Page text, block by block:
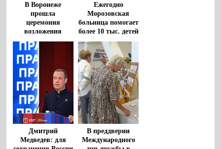
В Воронеже
прошла
церемония
возложения
цветов к
монументу
«Воронеж – родина
ВДВ»
Ежегодно
Морозовская
больница помогает
более 10 тыс. детей
из регионов
Дмитрий
Медведев: для
В преддверии
Международного